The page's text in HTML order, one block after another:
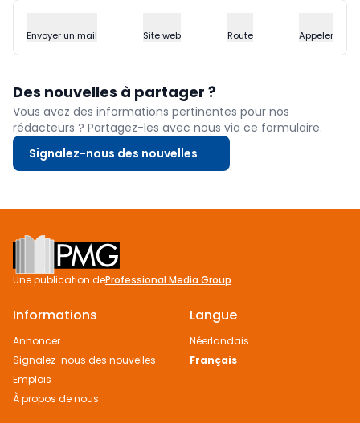
Envoyer un mail Site web Route Appeler
Des nouvelles à partager ?
Vous avez des informations pertinentes pour nos
rédacteurs ? Partagez-les avec nous via ce formulaire.
Signalez-nous des nouvelles
Footer
Une publication deProfessional Media Group
Informations
Annoncer
Signalez-nous des nouvelles
Emplois
À propos de nous
Langue
Néerlandais
Français